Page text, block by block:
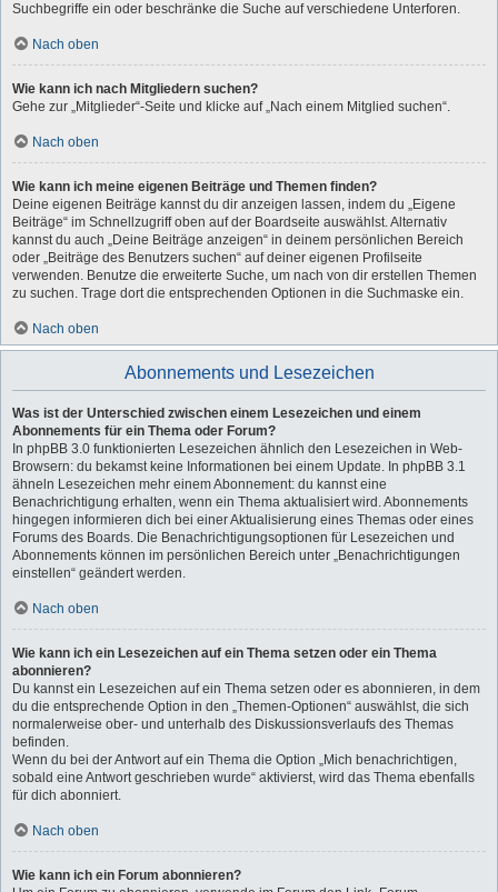
Suchbegriffe ein oder beschränke die Suche auf verschiedene Unterforen.
Nach oben
Wie kann ich nach Mitgliedern suchen?
Gehe zur „Mitglieder“-Seite und klicke auf „Nach einem Mitglied suchen“.
Nach oben
Wie kann ich meine eigenen Beiträge und Themen finden?
Deine eigenen Beiträge kannst du dir anzeigen lassen, indem du „Eigene
Beiträge“ im Schnellzugriff oben auf der Boardseite auswählst. Alternativ
kannst du auch „Deine Beiträge anzeigen“ in deinem persönlichen Bereich
oder „Beiträge des Benutzers suchen“ auf deiner eigenen Profilseite
verwenden. Benutze die erweiterte Suche, um nach von dir erstellen Themen
zu suchen. Trage dort die entsprechenden Optionen in die Suchmaske ein.
Nach oben
Abonnements und Lesezeichen
Was ist der Unterschied zwischen einem Lesezeichen und einem
Abonnements für ein Thema oder Forum?
In phpBB 3.0 funktionierten Lesezeichen ähnlich den Lesezeichen in Web-
Browsern: du bekamst keine Informationen bei einem Update. In phpBB 3.1
ähneln Lesezeichen mehr einem Abonnement: du kannst eine
Benachrichtigung erhalten, wenn ein Thema aktualisiert wird. Abonnements
hingegen informieren dich bei einer Aktualisierung eines Themas oder eines
Forums des Boards. Die Benachrichtigungsoptionen für Lesezeichen und
Abonnements können im persönlichen Bereich unter „Benachrichtigungen
einstellen“ geändert werden.
Nach oben
Wie kann ich ein Lesezeichen auf ein Thema setzen oder ein Thema
abonnieren?
Du kannst ein Lesezeichen auf ein Thema setzen oder es abonnieren, in dem
du die entsprechende Option in den „Themen-Optionen“ auswählst, die sich
normalerweise ober- und unterhalb des Diskussionsverlaufs des Themas
befinden.
Wenn du bei der Antwort auf ein Thema die Option „Mich benachrichtigen,
sobald eine Antwort geschrieben wurde“ aktivierst, wird das Thema ebenfalls
für dich abonniert.
Nach oben
Wie kann ich ein Forum abonnieren?